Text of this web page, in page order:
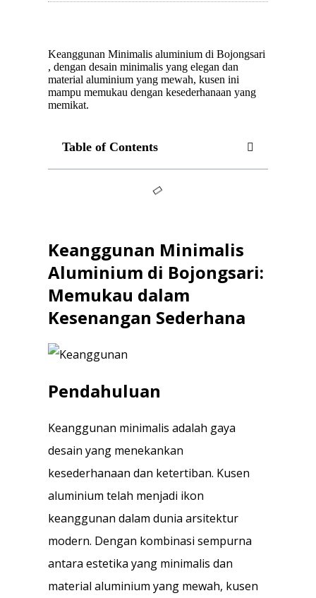
Keanggunan Minimalis aluminium di Bojongsari
, dengan desain minimalis yang elegan dan
material aluminium yang mewah, kusen ini
mampu memukau dengan kesederhanaan yang
memikat.
Table of Contents
Keanggunan Minimalis
Aluminium di Bojongsari:
Memukau dalam
Kesenangan Sederhana
Pendahuluan
Keanggunan minimalis adalah gaya
desain yang menekankan
kesederhanaan dan ketertiban. Kusen
aluminium telah menjadi ikon
keanggunan dalam dunia arsitektur
modern. Dengan kombinasi sempurna
antara estetika yang minimalis dan
material aluminium yang mewah, kusen